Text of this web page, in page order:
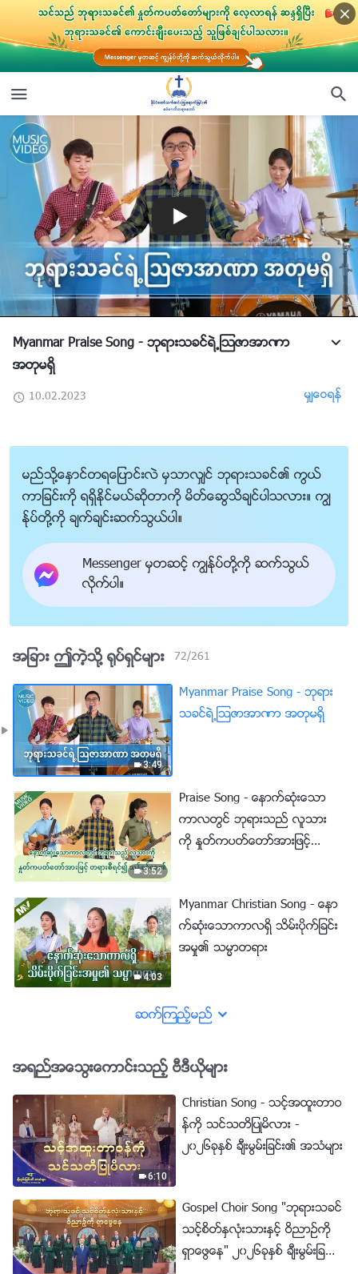
Myanmar Praise Song - ဘုရားသခင္ရဲ႕ၾသဇာအာဏာ
အတုမရွိ
10.02.2023 မွ်ေဝရန္
မည္သို႔ေႏွာင္တရေျပာင္းလဲ မွသာလွ်င္ ဘုရားသခင္၏ ကြယ္
ကာျခင္းကို ရရွိႏိုင္မယ္ဆိုတာကို မိတ္ေဆြသိခ်င္ပါသလား။ ကြၽ
န္ုပ္တို႔ကို ခ်က္ခ်င္းဆက္သြယ္ပါ။
Messenger မွတဆင့္ ကြၽန္ုပ္တို႔ကို ဆက္သြယ္
လိုက္ပါ။
အျခား ဤကဲ့သို႔ ႐ုပ္ရွင္မ်ား 72/261
3:49
Myanmar Praise Song - ဘုရား
သခင္ရဲ႕ၾသဇာအာဏာ အတုမရွိ
3:52
Praise Song - ေနာက္ဆုံးေသာ
ကာလတြင္ ဘုရားသည္ လူသား
ကို ႏႈတ္ကပတ္ေတာ္အားျဖင့္
4:03
Myanmar Christian Song - ေနာ
က္ဆုံးေသာကာလရွိ သိမ္းပိုက္ျခင္း
အမႈ၏ သမၼာတရား
ဆက္ၾကည့္မည္
အရည္အေသြးေကာင္းသည့္ ဗီဒီယိုမ်ား
6:10
Christian Song - သင့္အထူးတာဝ
န္ကို သင္သတိျပဳမိလား -
၂၀၂၆ခုႏွစ္ ခ်ီးမြမ္းျခင္း၏ အသံမ်ား
Gospel Choir Song "ဘုရားသခင္
သင့္စိတ္ႏွလုံးသားႏွင့္ ဝိညာဥ္ကို
ရွာေဖြေန" ၂၀၂၆ခုႏွစ္ ခ်ီးမြမ္းျခ